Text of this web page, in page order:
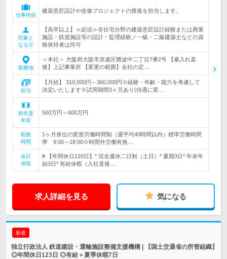
仕事内容
建築意匠設計や改修プロジェクトの推進を担当します。
対象と
なる方
【高卒以上】≪必須≫非住宅分野の建築意匠設計経験または商業
施設・鉄道施設等の設計・監理経験／一級・二級建築士などの資
格保持者は尚可
勤務地
＜本社＞ 大阪府大阪市浪速区難波中二丁目7番2号 【雇入れ直
後】上記事業所 【変更の範囲】会社の定…
給与
【月給】 310,000円～360,000円※経験・年齢・能力を考慮して
決定いたします※試用期間3ヶ月あり(待遇に変…
初年度
年収
500万円～600万円
勤務
時間
1ヶ月単位の変形労働時間制（週平均40時間以内）標準労働時間
帯 9:00～18:00※時間外労働有無…
休日
休暇
# 【年間休日120日】* 完全週休二日制（土日）* 夏期3日* 年末年
始3日* 有給休暇（入社直後…
求人詳細を見る 気になる
新着
独立行政法人 鉄道建設・運輸施設整備支援機構 | 【国土交通省の所管組織】
◎年間休日123日 ◎有給＋夏季休暇7日